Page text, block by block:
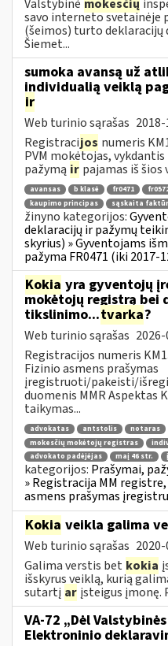
Valstybinė mokesčių
savo interneto svetainėje
(šeimos) turto deklaracijų
Šiemet...
sumoka avansą už
individualią veiklą
ir
Web turinio sąrašas
Registracijos numeris
PVM mokėtojas,
pažymą ir pajamas iš šios
avansas b klasė fr0471
kaupimo principas
sąskaita
žinyno kategorijos:
deklaracijų ir pažymų
skyrius) » Gyventojams
pažyma FR0471 (iki 2017-
Kokia yra gyventojų
mokėtojų registrą bei
tikslinimo...tvarka?
Web turinio sąrašas
Registracijos numeris
Fizinio asmens prašymas
įregistruoti/pakeisti/
duomenis MMR Aspektas
taikymas...
advokatas antstolis notaras
mokesčių mokėtojų registras
advokato padėjėjas
maį 46 str.
kategorijos: Prašymai,
» Registracija MM
asmens prašymas
Kokia veikla galima
Web turinio sąrašas
Galima verstis bet kokia
išskyrus veiklą, kurią
sutartį ar įsteigus įmonę.
VA-72 „Dėl Valstybinės
Elektroninio